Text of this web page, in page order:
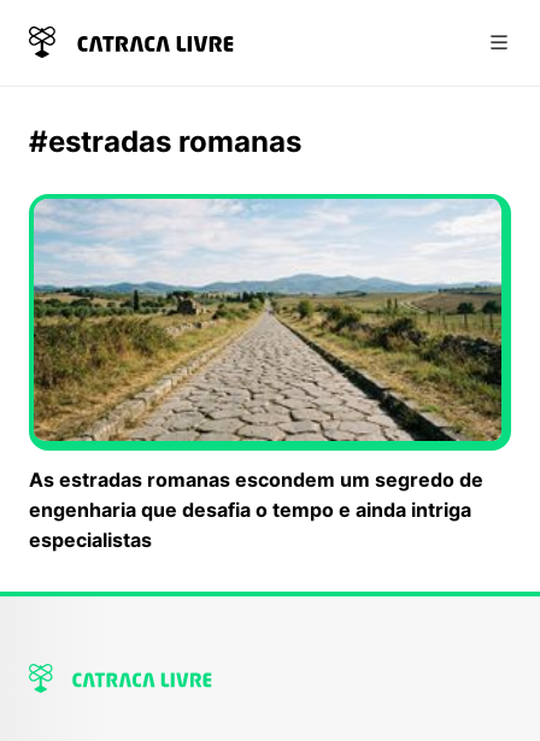
#estradas romanas
As estradas romanas escondem um segredo de
engenharia que desafia o tempo e ainda intriga
especialistas